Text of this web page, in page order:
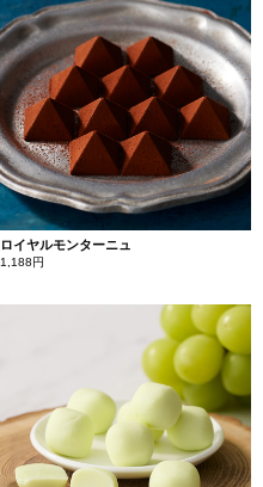
ロイヤルモンターニュ
1,188円